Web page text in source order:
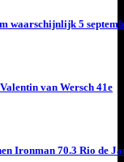
waarschijnlijk 5
van Wersch 41e
Ironman 70.3 Rio de